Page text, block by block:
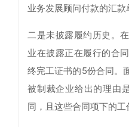
业务发展顾问付款的汇款
二是未披露履约历史。
业在披露正在履行的合
终完工证书的5份合同。
被制裁企业给出的理由
同，且这些合同项下的工